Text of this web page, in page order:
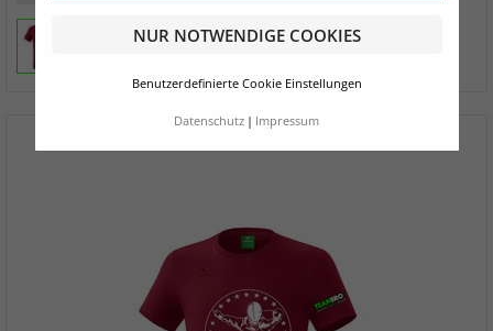
NUR NOTWENDIGE COOKIES
Benutzerdefinierte Cookie Einstellungen
Datenschutz Impressum